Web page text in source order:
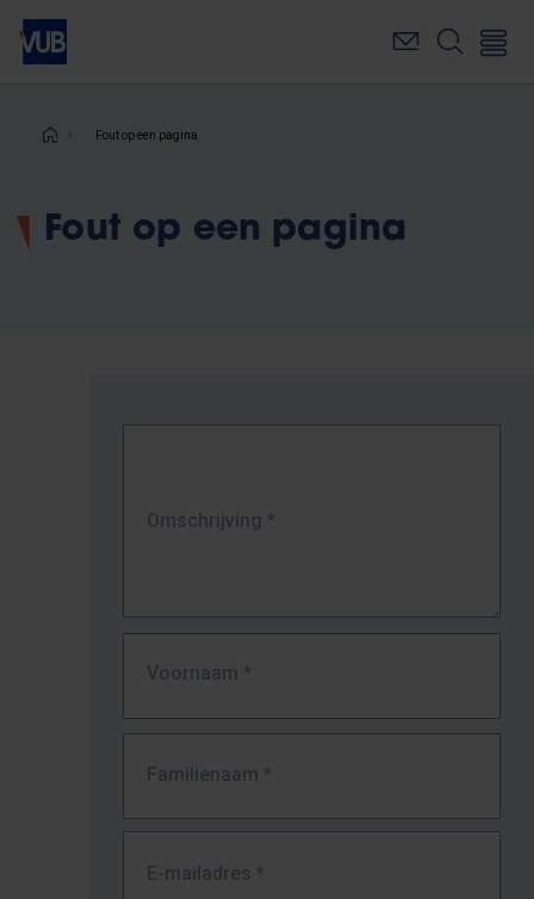
Overslaan
naar
inhoudKruimelpad
Fout op een pagina
Fout op een pagina
Omschrijving *
Voornaam *
Familienaam *
E-mailadres *